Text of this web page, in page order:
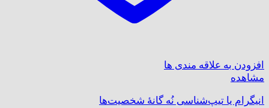
افزودن به علاقه مندی ها
مشاهده
انیگرام یا تیپ‌شناسی نُه گانهٔ شخصیت‌ها